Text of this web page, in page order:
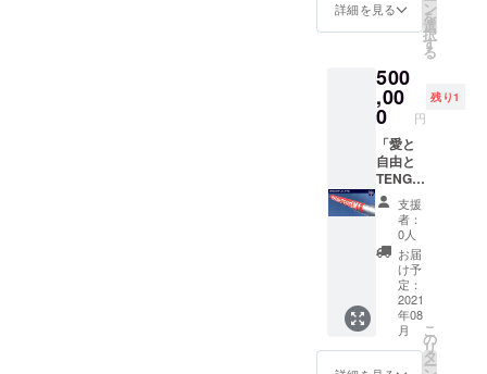
枚 ※限
いて：
打上げ
時の非
公開映
像を、
打上げ
後に
WEBに
て限定
公開さ
せてい
ただき
ます。
※お届け
は2021
年夏頃
を予定
メモリ
アルプ
を刻も
う ・限
定映像
公開 ・
TENGA
ロケッ
トプロ
ジェク
トス
テッ
カー×1
枚 ・
MOMO
ステッ
カー×1
ンライ
ン報告
（TENG
Aロケッ
TENGA
宇宙隊
員Tシャ
ツ＋
ベー
シック
セッ
ト） ・
機体の
かたわ
れ
（TENG
Aロケッ
ト尾
翼） ・
TENGA
宇宙隊
員Tシャ
詳細を見る ン
を
選
択
す
る
500
,00
0 円
残り1
「愛と
自由と
TENGA
！
TENGA
ロケッ
トレプ
リカ
コー
ス」
（TENG
Aロケッ
トレプ
リカ＋
支援
者：
0人
お届
け予
定：
2021
年08
月
こ
の
リ
タ
ー